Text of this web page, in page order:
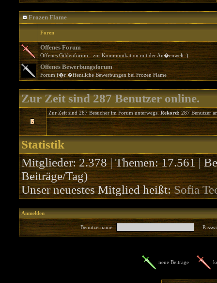
Frozen Flame
Foren
Offenes Forum
Offenes Gildenforum - zur Kommunikation mit der Au�enwelt :)
Offenes Bewerbungsforum
Forum f�r �ffentliche Bewerbungen bei Frozen Flame
Zur Zeit sind 287 Benutzer online.
Zur Zeit sind 287 Besucher im Forum unterwegs.Rekord:287 Benutzer
Statistik
Mitglieder: 2.378 | Themen: 17.561 |
Beiträge/Tag)
Unser neuestes Mitglied heißt:Sofia
Anmelden
Benutzername:
neue Beiträge